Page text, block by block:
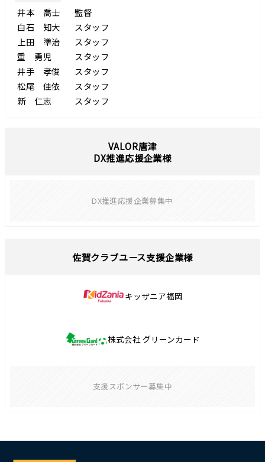
井本 喬士
監督
白石 知大
スタッフ
上田 準治
スタッフ
重 勇児
スタッフ
井手 孝俊
スタッフ
松尾 佳依
スタッフ
新 仁志
スタッフ
VALOR唐津
DX推進応援企業様
DX推進応援企業募集中
佐賀クラブユース支援企業様
キッザニア福岡
株式会社 グリーンカード
支援スポンサー募集中